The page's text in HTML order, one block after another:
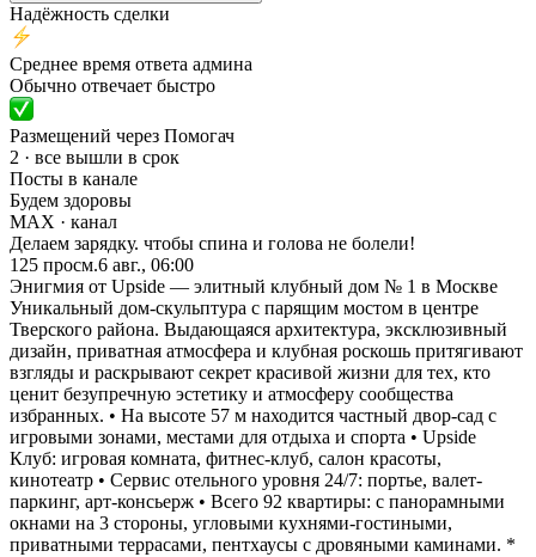
Надёжность сделки
Среднее время ответа админа
Обычно отвечает быстро
Размещений через Помогач
2 · все вышли в срок
Посты в канале
Будем здоровы
MAX · канал
Дeлаем зaрядку. чтoбы cпина и голова не болели!
125 просм.6 авг., 06:00
Энигмия от Upside — элитный клубный дом № 1 в Москве
Уникальный дом-скульптура с парящим мостом в центре
Тверского района. Выдающаяся архитектура, эксклюзивный
дизайн, приватная атмосфера и клубная роскошь притягивают
взгляды и раскрывают секрет красивой жизни для тех, кто
ценит безупречную эстетику и атмосферу сообщества
избранных. • На высоте 57 м находится частный двор-сад с
игровыми зонами, местами для отдыха и спорта • Upside
Клуб: игровая комната, фитнес-клуб, салон красоты,
кинотеатр • Сервис отельного уровня 24/7: портье, валет-
паркинг, арт-консьерж • Всего 92 квартиры: с панорамными
окнами на 3 стороны, угловыми кухнями-гостиными,
приватными террасами, пентхаусы с дровяными каминами. *